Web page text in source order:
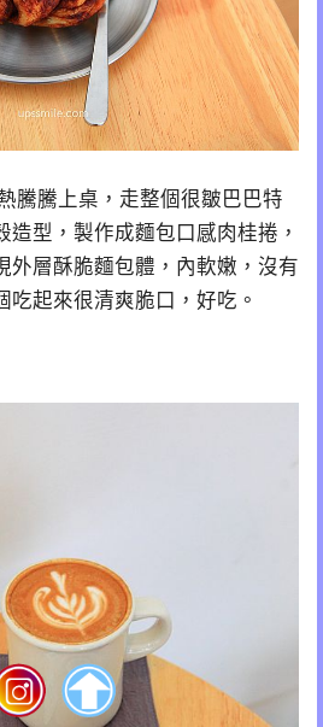
騰騰上桌，走整個很皺巴巴特
造型，製作成麵包口感肉桂捲，
外層酥脆麵包體，內軟嫩，沒有
吃起來很清爽脆口，好吃。